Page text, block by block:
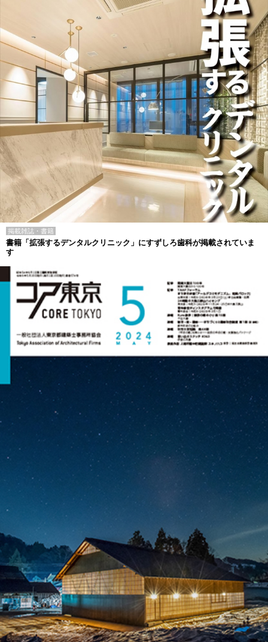
掲載雑誌・書籍
書籍「拡張するデンタルクリニック」にすずしろ歯科が掲載されていま
す